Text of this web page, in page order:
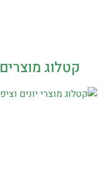
קטלוג מוצרים